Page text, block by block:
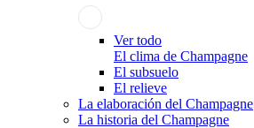
Ver todo
El clima de Champagne
El subsuelo
El relieve
La elaboración del Champagne
La historia del Champagne